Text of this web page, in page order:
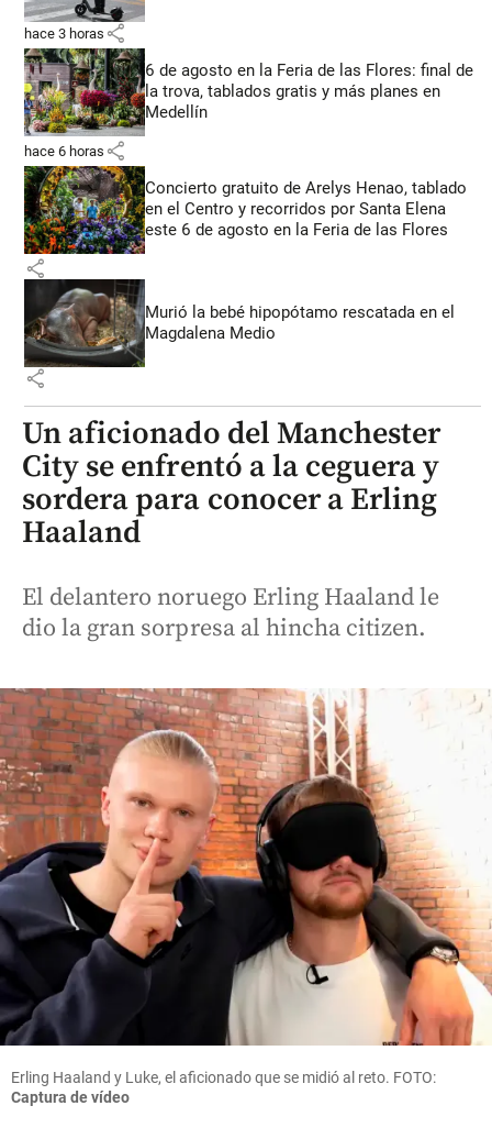
hace 3 horas share
6 de agosto en la Feria de las Flores: final de
la trova, tablados gratis y más planes en
Medellín
hace 6 horas share
Concierto gratuito de Arelys Henao, tablado
en el Centro y recorridos por Santa Elena
este 6 de agosto en la Feria de las Flores
share
Murió la bebé hipopótamo rescatada en el
Magdalena Medio
share
Un aficionado del Manchester
City se enfrentó a la ceguera y
sordera para conocer a Erling
Haaland
El delantero noruego Erling Haaland le
dio la gran sorpresa al hincha citizen.
Erling Haaland y Luke, el aficionado que se midió al reto. FOTO:
Captura de vídeo